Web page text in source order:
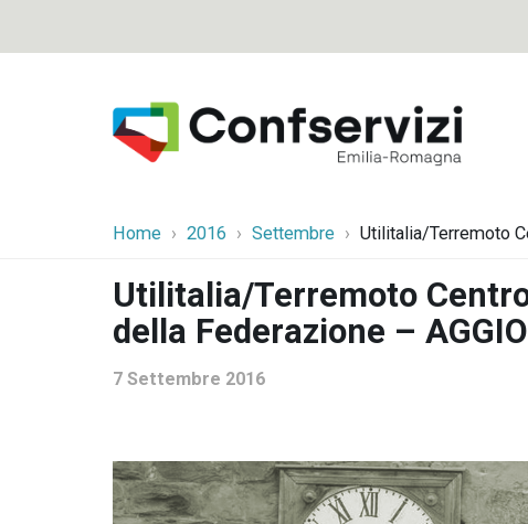
Home 2016 Settembre Utilitalia/Terremoto
Utilitalia/Terremoto
della Federazione –
7 Settembre 2016